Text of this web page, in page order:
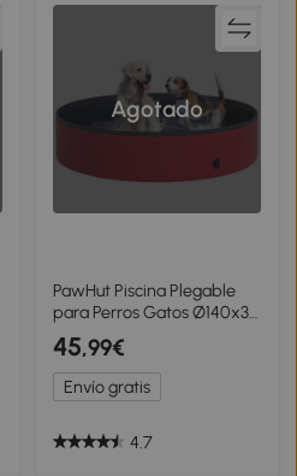
Agotado
PawHut Piscina Plegable
para Perros Gatos Ø140x30
cm Bañera Portátil para
Mascotas PVC
Antideslizante Múltiples
Usos Color Rojo
45,99€
Envío gratis
4.7